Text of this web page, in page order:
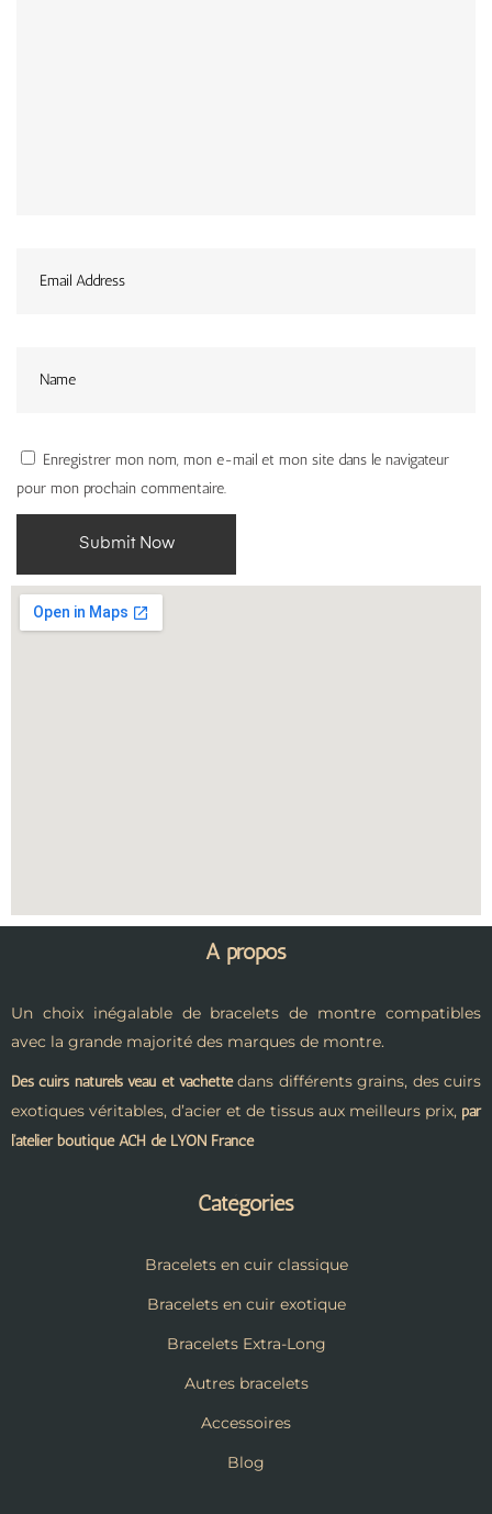
Enregistrer mon nom, mon e-mail et mon site dans le navigateur
pour mon prochain commentaire.
A propos
Un choix inégalable de bracelets de montre compatibles
avec la grande majorité des marques de montre.
Des cuirs naturels veau et vachettedans différents grains, des cuirs
exotiques véritables, d’acier et de tissus aux meilleurs prix, par
l’atelier boutique ACH de LYON France
Catégories
Bracelets en cuir classique
Bracelets en cuir exotique
Bracelets Extra-Long
Autres bracelets
Accessoires
Blog